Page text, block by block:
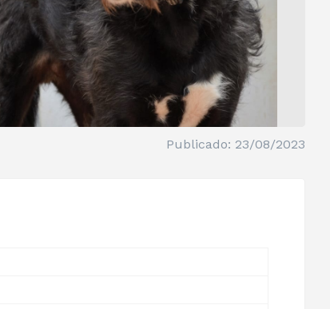
Publicado: 23/08/2023